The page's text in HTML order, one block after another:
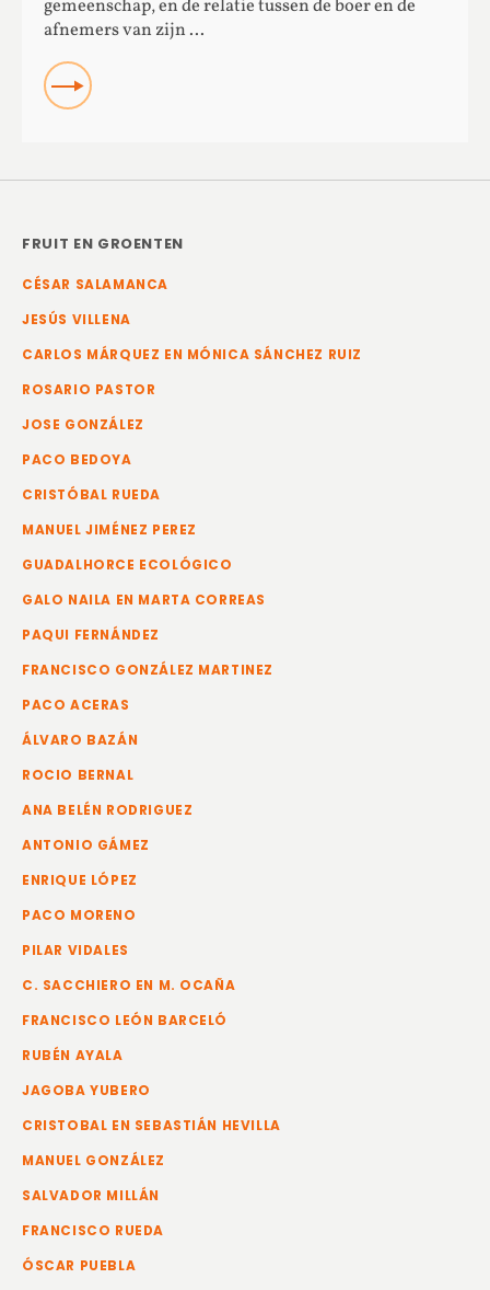
gemeenschap, en de relatie tussen de boer en de
afnemers van zijn ...
READ
FRUIT EN GROENTEN
CÉSAR SALAMANCA
JESÚS VILLENA
CARLOS MÁRQUEZ EN MÓNICA SÁNCHEZ RUIZ
ROSARIO PASTOR
JOSE GONZÁLEZ
PACO BEDOYA
CRISTÓBAL RUEDA
MANUEL JIMÉNEZ PEREZ
GUADALHORCE ECOLÓGICO
GALO NAILA EN MARTA CORREAS
PAQUI FERNÁNDEZ
FRANCISCO GONZÁLEZ MARTINEZ
PACO ACERAS
ÁLVARO BAZÁN
ROCIO BERNAL
ANA BELÉN RODRIGUEZ
ANTONIO GÁMEZ
ENRIQUE LÓPEZ
PACO MORENO
PILAR VIDALES
C. SACCHIERO EN M. OCAÑA
FRANCISCO LEÓN BARCELÓ
RUBÉN AYALA
JAGOBA YUBERO
CRISTOBAL EN SEBASTIÁN HEVILLA
MANUEL GONZÁLEZ
SALVADOR MILLÁN
FRANCISCO RUEDA
ÓSCAR PUEBLA